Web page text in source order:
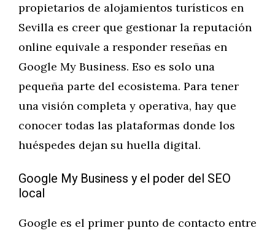
propietarios de alojamientos turísticos en
Sevilla es creer que gestionar la reputación
online equivale a responder reseñas en
Google My Business. Eso es solo una
pequeña parte del ecosistema. Para tener
una visión completa y operativa, hay que
conocer todas las plataformas donde los
huéspedes dejan su huella digital.
Google My Business y el poder del SEO
local
Google es el primer punto de contacto entre